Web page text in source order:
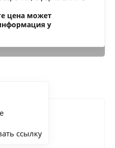
цена может
у
ссылку